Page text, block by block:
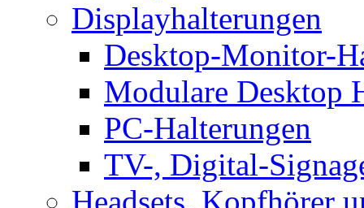
Displayhalterungen
Desktop-Monitor-
Modulare Desktop
PC-Halterungen
TV-, Digital-